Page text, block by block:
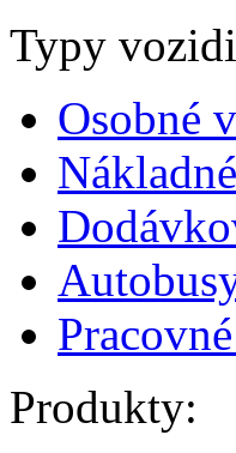
Typy
Osobné
Produkty: